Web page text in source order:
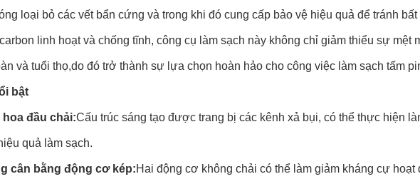
loại bỏ các vết bẩn cứng và trong khi đó cung cấp bảo vệ hiệu quả để tránh
linh hoạt và chống tĩnh, công cụ làm sạch này không chỉ giảm thiểu sự
và tuổi thọ,do đó trở thành sự lựa chọn hoàn hảo cho công việc làm sạch tấm
bật
hoa đầu chải:Cấu trúc sáng tạo được trang bị các kênh xả bụi, có thể thực hiện
quả làm sạch.
cân bằng động cơ kép:Hai động cơ không chải có thể làm giảm kháng cự